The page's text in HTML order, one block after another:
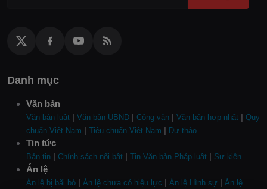
Danh mục
Văn bản
Văn bản luật | Văn bản UBND | Công văn | Văn bản hợp nhất | Quy
chuẩn Việt Nam | Tiêu chuẩn Việt Nam | Dự thảo
Tin tức
Bản tin | Chính sách nổi bật | Tin Văn bản Pháp luật | Sự kiện
Án lệ
Án lệ bị bãi bỏ | Án lệ chưa có hiệu lực | Án lệ Hình sự | Án lệ